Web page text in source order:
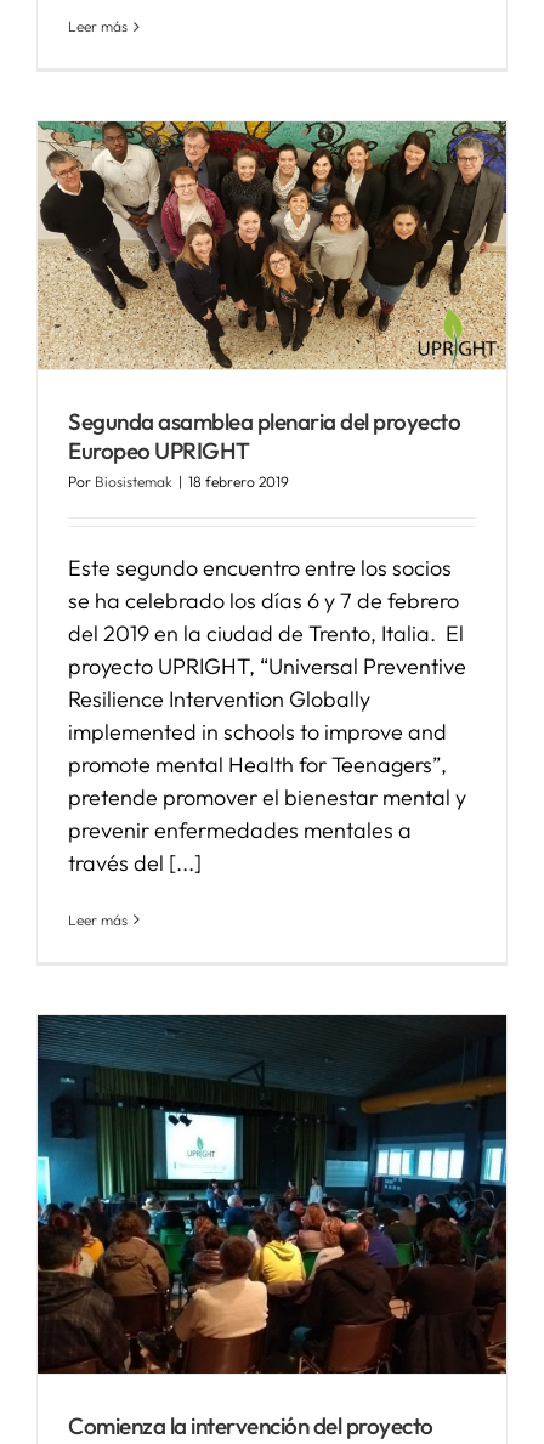
Leer más
Segunda asamblea plenaria del proyecto
Europeo UPRIGHT
Por Biosistemak | 18 febrero 2019
Este segundo encuentro entre los socios
se ha celebrado los días 6 y 7 de febrero
del 2019 en la ciudad de Trento, Italia. El
proyecto UPRIGHT, “Universal Preventive
Resilience Intervention Globally
implemented in schools to improve and
promote mental Health for Teenagers”,
pretende promover el bienestar mental y
prevenir enfermedades mentales a
través del [...]
Leer más
Comienza la intervención del proyecto